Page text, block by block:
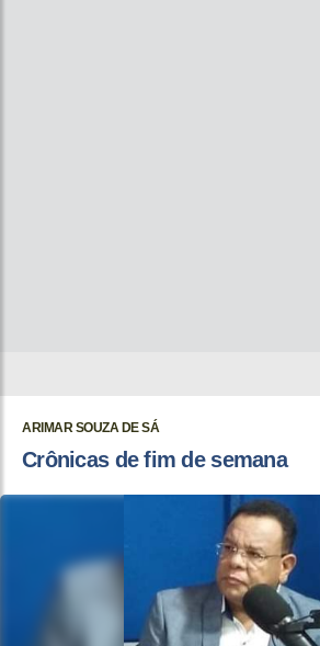
ARIMAR SOUZA DE SÁ
Crônicas de fim de semana